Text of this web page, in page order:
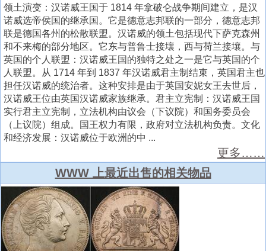
领土演变：汉诺威王国于 1814 年拿破仑战争期间建立，是汉
诺威选帝侯国的继承国。它是德意志邦联的一部分，德意志邦
联是德国各州的松散联盟。汉诺威的领土包括现代下萨克森州
和不来梅的部分地区。它东与普鲁士接壤，西与荷兰接壤。与
英国的个人联盟：汉诺威王国的独特之处之一是它与英国的个
人联盟。从 1714 年到 1837 年汉诺威君主制结束，英国君主也
担任汉诺威的统治者。这种安排是由于英国安妮女王去世后，
汉诺威王位由英国汉诺威家族继承。君主立宪制：汉诺威王国
实行君主立宪制，立法机构由议会（下议院）和国务委员会
（上议院）组成。国王权力有限，政府对立法机构负责。文化
和经济发展：汉诺威位于欧洲的中 ...
更多……
WWW 上最近出售的相关物品